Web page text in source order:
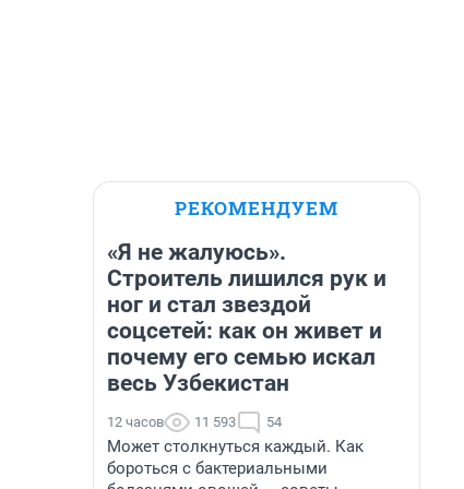
РЕКОМЕНДУЕМ
«Я не жалуюсь».
Строитель лишился рук и
ног и стал звездой
соцсетей: как он живет и
почему его семью искал
весь Узбекистан
12 часов 11 593 54
Может столкнуться каждый. Как
бороться с бактериальными